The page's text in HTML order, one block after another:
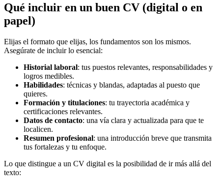
Qué incluir en un buen CV (digital o en
papel)
Elijas el formato que elijas, los fundamentos son los mismos.
Asegúrate de incluir lo esencial:
Historial laboral: tus puestos relevantes, responsabilidades y
logros medibles.
Habilidades: técnicas y blandas, adaptadas al puesto que
quieres.
Formación y titulaciones: tu trayectoria académica y
certificaciones relevantes.
Datos de contacto: una vía clara y actualizada para que te
localicen.
Resumen profesional: una introducción breve que transmita
tus fortalezas y tu enfoque.
Lo que distingue a un CV digital es la posibilidad de ir más allá del
texto: